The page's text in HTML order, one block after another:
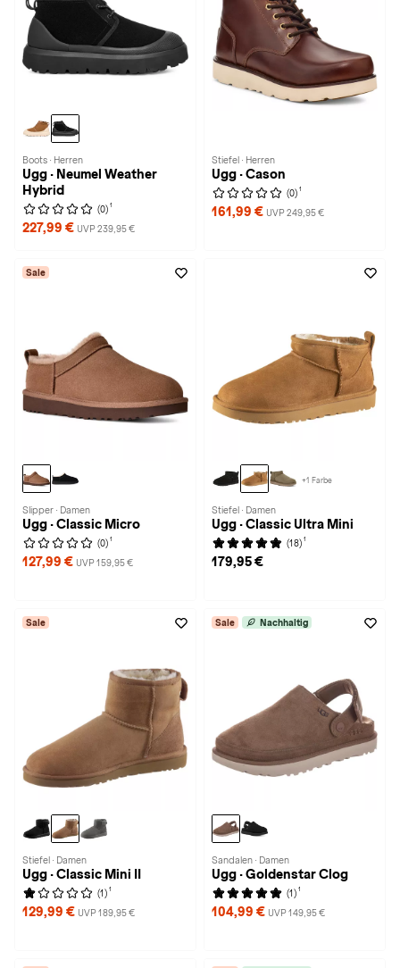
Boots · Herren
Ugg · Neumel Weather
Hybrid
(0) 1
227,99 € UVP 239,95 €
Stiefel · Herren
Ugg · Cason
(0) 1
161,99 € UVP 249,95 €
Sale
Slipper · Damen
Ugg · Classic Micro
(0) 1
127,99 € UVP 159,95 €
+1 Farbe
Stiefel · Damen
Ugg · Classic Ultra Mini
(18) 1
179,95 €
Sale
Stiefel · Damen
Ugg · Classic Mini II
(1) 1
129,99 € UVP 189,95 €
Sale Nachhaltig
Sandalen · Damen
Ugg · Goldenstar Clog
(1) 1
104,99 € UVP 149,95 €